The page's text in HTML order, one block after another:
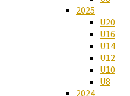
2025
U20
U16
U14
U12
U10
U8
2024